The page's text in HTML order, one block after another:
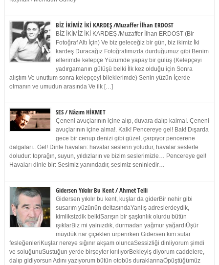
BİZ İKİMİZ İKİ KARDEŞ /Muzaffer İlhan ERDOST
BİZ İKİMİZ İKİ KARDEŞ /Muzaffer İlhan ERDOST (Bir
Fotoğraf Altı İçin) Ve biz geleceğiz bir gün, biz ikimiz İki
kardeş Duracağız Fotoğrafımızda durduğumuz gibi Benim
ellerimde kelepçe Yüzümde yapay bir gülüş (Kelepçeyi
yadırgamanın gülüşü belki İlk kez olduğu için Sonra
alıştım Ve unuttum sonra kelepçeyi bileklerimde) Senin yüzün İçerde
olmanın ve umudun arasında Ve ilk […]
SES / Nâzım HİKMET
Çeneni avuçlarının içine alıp, duvara dalıp kalma!. Çeneni
avuçlarının içine alma!. Kalk! Pencereye gel! Bak! Dışarda
gece bir cenup denizi gibi güzel, çarpıyor pencerene
dalgaları.. Gel! Dinle havaları: havalar seslerin yoludur, havalar seslerle
doludur: toprağın, suyun, yıldızların ve bizim seslerimizle… Pencereye gel!
Havaları dinle bir: Sesimiz yanındadır, sesimiz seninledir…
Gidersen Yıkılır Bu Kent / Ahmet Telli
Gidersen yıkılır bu kent, kuşlar da giderBir nehir gibi
susarım yüzünün deltasındaYanlış adreslerdeydik,
kimliksizdik belkiSarışın bir şaşkınlık olurdu bütün
ışıklarBiz mi yalnızdık, durmadan yağmur yağardıÜşür
müydük nar çiçekleri ürperirken Gidersen kim sular
fesleğenleriKuşlar nereye sığınır akşam oluncaSessizliği dinliyorum şimdi
ve soluğunuSustuğun yerde birşeyler kırılıyorBekleyiş diyorum caddelere,
dalıp gidiyorsun Adını yazıyorum bütün otobüs duraklarınaÖpüştüğümüz